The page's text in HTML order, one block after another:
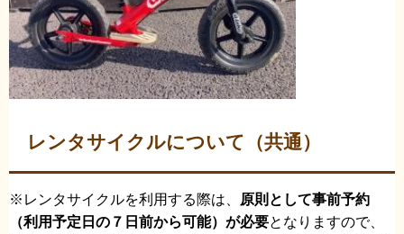
レンタサイクルについて（共通）
※レンタサイクルを利用する際は、
原則として事前予約
（利用予定日の７日前から可能）が必要となりますので、